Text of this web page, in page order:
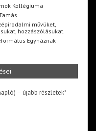
Kollégiuma
művüket,
hozzászólásukat.
Egyháznak
– újabb részletek*